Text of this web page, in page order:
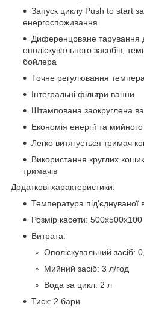
Запуск циклу Push to start
енергоспоживання
Диференцоване тарування
ополіскувального засобів,
бойлера
Точне регулювання
Інтегральні фільтри ванни
Штампована заокруглена
Економія енергії та
Легко витягується тримач
Використання круглих
тримачів
Додаткові характеристики:
Температура під'єднуваної
Розмір касети:
Витрата:
Ополіскувальний засіб:
Мийний засіб: 3 л/год
Вода за цикл: 2 л
Тиск: 2 бари